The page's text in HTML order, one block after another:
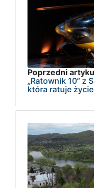
Poprzedni
„Ratownik 10” z
która ratuje